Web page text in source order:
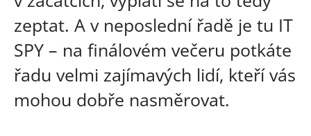
zeptat. A v neposlední řadě je tu IT
SPY – na finálovém večeru potkáte
řadu velmi zajímavých lidí, kteří vás
mohou dobře nasměrovat.